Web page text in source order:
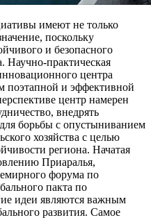
имеют не только
поскольку
и безопасного
Научно-практическая
центра
поэтапной и эффективной
центр намерен
внедрять
борьбы с опустыниванием
хозяйства с целью
региона. Начатая
Приаралья,
форума по
пакта по
идеи являются важным
развития. Самое